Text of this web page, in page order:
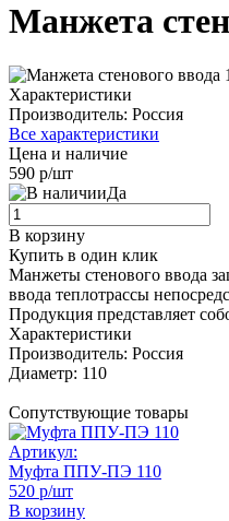
Манжета
Характеристики
Производитель: Россия
Все характеристики
Цена и наличие
590 р/шт
Да
В корзину
Купить в один клик
Манжеты стенового ввода
ввода теплотрассы
Продукция представляет
Характеристики
Производитель: Россия
Диаметр: 110
Сопутствующие товары
Артикул:
Муфта ППУ-ПЭ 110
520 р/шт
В корзину